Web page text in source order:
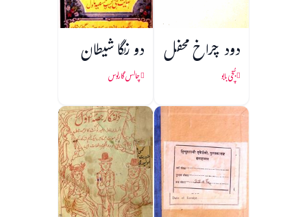
دود چراخ محفل
بُچّی بابو
دو رنگا شیطان
چالس گارلوس